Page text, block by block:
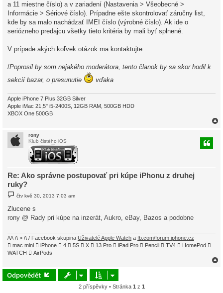
a 11 miestne číslo) a v zariadení (Nastavenia > Všeobecné >
Informácie > Sériové číslo). Prípadne ešte skontrolovať záručny list,
kde by sa malo nachádzať IMEI číslo (výrobné číslo). Ak ide o
seriózneho predajcu všetky tieto kritéria by mali byť splnené.
V prípade akých koľvek otázok ma kontaktujte.
/Poprosil by som nejakého moderátora, tento članok by sa skor hodil k
sekcií bazar, o presunutie
vďaka
Apple iPhone 7 Plus 32GB Silver
Apple iMac 21,5" i5-2400S, 12GB RAM, 500GB HDD
XBOX One 500GB
rony
Klub čistého iOS
Re: Ako správne postupovať pri kúpe iPhonu z druhej
ruky?
P
s
p
ě
e
k
čtv kvě 30, 2013 7:03 am
Zlucene s
rony @ Rady pri kúpe na inzerát, Aukro, eBay, Bazos a podobne
/\/\ /\ > /\ / Facebook skupina Uživatelé Apple Watch a fb.com/forum.iphone.cz
 mac mini  iPhone  4  5S  X  13 Pro  iPad Pro  Pencil  TV4  HomePod 
WATCH  AirPods
Odpovědět
2 příspěvky • Stránka 1 z 1